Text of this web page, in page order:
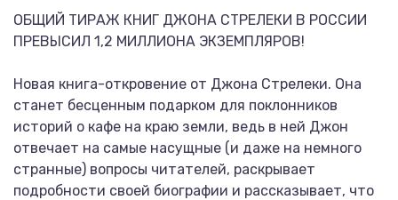
ОБЩИЙ ТИРАЖ КНИГ ДЖОНА СТРЕЛЕКИ В РОССИИ
ПРЕВЫСИЛ 1,2 МИЛЛИОНА ЭКЗЕМПЛЯРОВ!
Новая книга-откровение от Джона Стрелеки. Она
станет бесценным подарком для поклонников
историй о кафе на краю земли, ведь в ней Джон
отвечает на самые насущные (и даже на немного
странные) вопросы читателей, раскрывает
подробности своей биографии и рассказывает, что